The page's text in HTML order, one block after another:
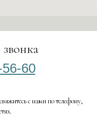
60
с нами по телефону,